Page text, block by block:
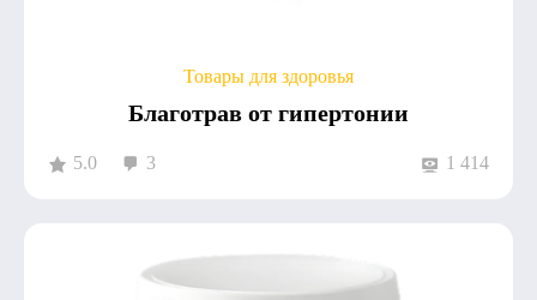
Товары для здоровья
Благотрав от гипертонии
5.0 3 1 414